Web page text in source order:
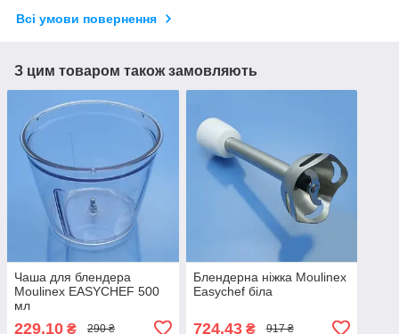
Всі умови повернення
З цим товаром також замовляють
Чаша для блендера
Moulinex EASYCHEF 500
мл
229,10 ₴ 290 ₴
Блендерна ніжка Moulinex
Easychef біла
724,43₴ 917 ₴